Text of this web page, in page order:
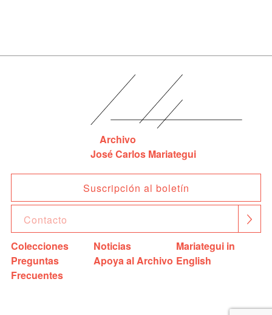
Archivo
José Carlos Mariategui
Suscripción al boletín
Colecciones
Preguntas
Frecuentes
Noticias
Apoya al Archivo
Mariategui in
English